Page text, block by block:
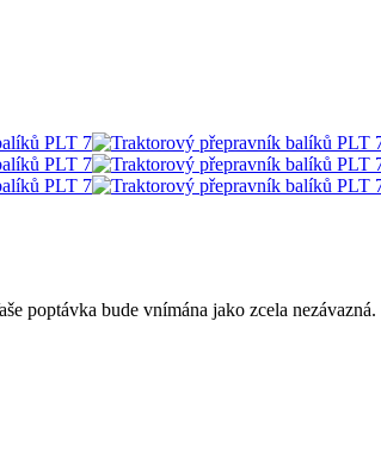
poptávka bude vnímána jako zcela nezávazná.